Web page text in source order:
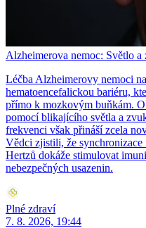
Alzheimerova nemoc: Světlo
Léčba Alzheimerovy nemoci
hematoencefalickou bariéru,
přímo k mozkovým buňkám.
pomocí blikajícího světla a
frekvenci však přináší zcela
Vědci zjistili, že
Hertzů dokáže stimulovat
nebezpečných usazenin.
Plné zdraví
7. 8. 2026, 19:44